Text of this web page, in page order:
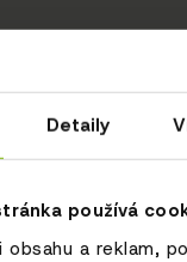
Detaily
používá
obsahu a reklam,